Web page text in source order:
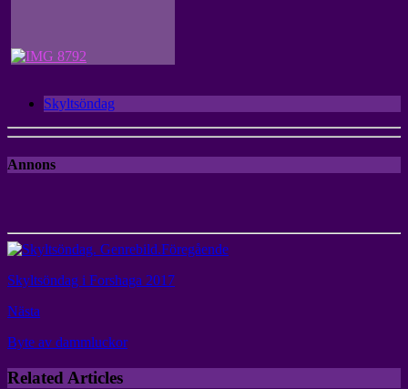
Skyltsöndag
Annons
Föregående
Skyltsöndag i Forshaga 2017
Nästa
Byte av dammluckor
Related Articles